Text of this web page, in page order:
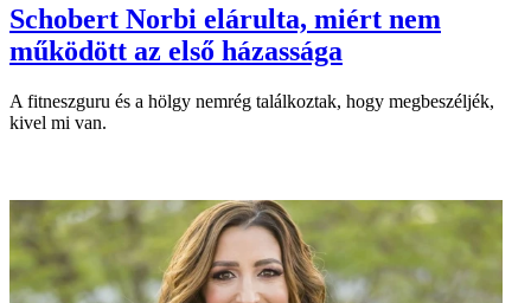
Schobert Norbi elárulta, miért nem
működött az első házassága
A fitneszguru és a hölgy nemrég találkoztak, hogy megbeszéljék,
kivel mi van.